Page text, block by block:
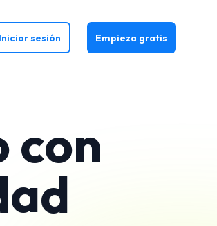
Iniciar sesión Empieza gratis
con